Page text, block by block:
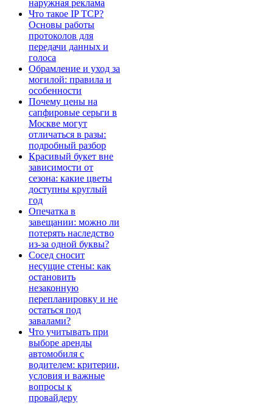
наружная реклама
Что такое IP TCP?
Основы работы
протоколов для
передачи данных и
голоса
Обрамление и уход за
могилой: правила и
особенности
Почему цены на
сапфировые серьги в
Москве могут
отличаться в разы:
подробный разбор
Красивый букет вне
зависимости от
сезона: какие цветы
доступны круглый
год
Опечатка в
завещании: можно ли
потерять наследство
из-за одной буквы?
Сосед сносит
несущие стены: как
остановить
незаконную
перепланировку и не
остаться под
завалами?
Что учитывать при
выборе аренды
автомобиля с
водителем: критерии,
условия и важные
вопросы к
провайдеру